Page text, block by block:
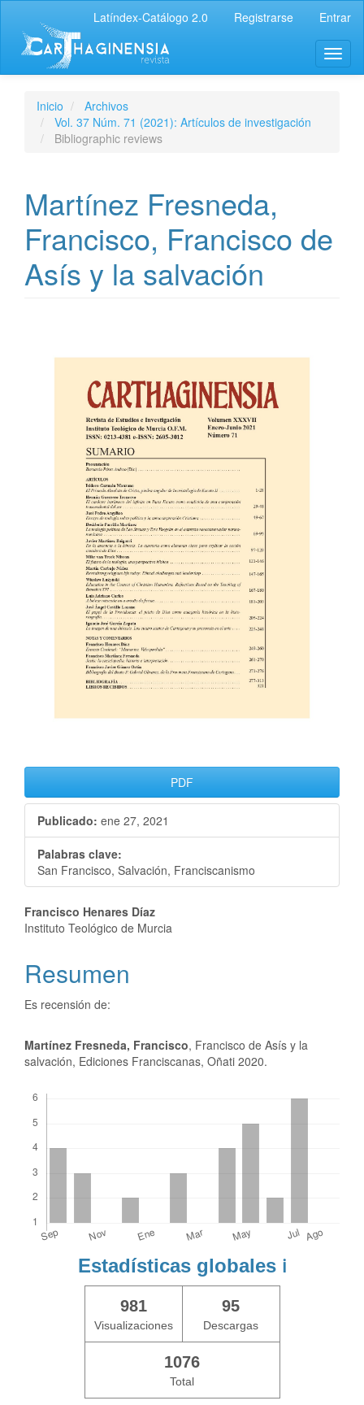
Latíndex-Catálogo 2.0 Registrarse Entrar
Inicio
Archivos
Vol. 37 Núm. 71 (2021): Artículos de investigación
Bibliographic reviews
Martínez Fresneda,
Francisco, Francisco de
Asís y la salvación
PDF
Publicado: ene 27, 2021
Palabras clave:
San Francisco, Salvación, Franciscanismo
Francisco Henares Díaz
Instituto Teológico de Murcia
Resumen
Es recensión de:
Martínez Fresneda, Francisco, Francisco de Asís y la
salvación, Ediciones Franciscanas, Oñati 2020.
Estadísticas globales ℹ️
981
Visualizaciones
95
Descargas
1076
Total